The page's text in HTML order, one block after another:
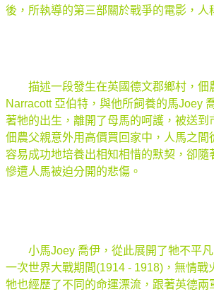
後，所執導的第三部關於戰爭的電影，人
描述一段發生在英國德文郡鄉村，佃
Narracott 亞伯特，與他所飼養的馬Joey
著牠的出生，離開了母馬的呵護，被送到
佃農父親意外用高價買回家中，人馬之間
容易成功地培養出相知相惜的默契，卻隨
慘遭人馬被迫分開的悲傷。
小馬Joey 喬伊，從此展開了牠不平凡
一次世界大戰期間(1914 - 1918)，無情戰
牠也經歷了不同的命運漂流，跟著英德兩